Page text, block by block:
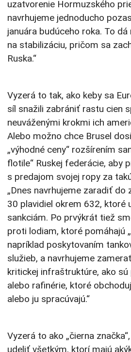
uzatvorenie Hormuzského
navrhujeme jednoducho
januára budúceho roka. To
na stabilizáciu, pričom sa
Ruska.“
Vyzerá to tak, ako keby sa
síl snažili zabrániť rastu cien
neuváženými krokmi ich
Alebo možno chce Brusel
„výhodné ceny“ rozšírením
flotile“ Ruskej federácie, aby
s predajom svojej ropy za
„Dnes navrhujeme zaradiť do
30 plavidiel okrem 632, ktoré
sankciám. Po prvýkrát tiež
proti lodiam, ktoré pomáhajú
napríklad poskytovaním
služieb, a navrhujeme
kritickej infraštruktúre, ako sú
alebo rafinérie, ktoré
alebo ju spracúvajú.“
Vyzerá to ako „čierna
udeliť všetkým, ktorí majú